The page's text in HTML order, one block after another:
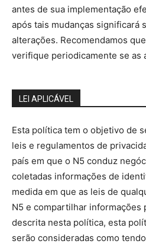
antes de sua implementação
após tais mudanças significará
alterações. Recomendamos
verifique periodicamente se as
LEI APLICÁVEL
Esta política tem o objetivo de
leis e regulamentos de
país em que o N5 conduz
coletadas informações de
medida em que as leis de
N5 e compartilhar informações
descrita nesta política, esta
serão consideradas como